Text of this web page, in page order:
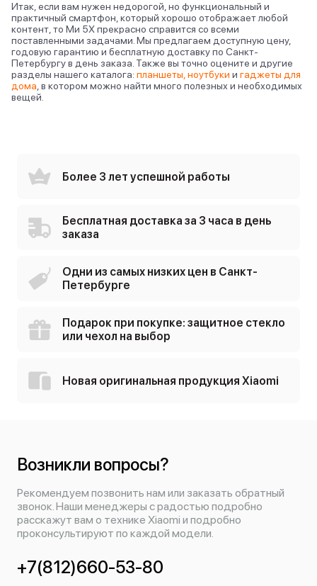
Итак, если вам нужен недорогой, но функциональный и
практичный смартфон, который хорошо отображает любой
контент, то Ми 5Х прекрасно справится со всеми
поставленными задачами. Мы предлагаем доступную цену,
годовую гарантию и бесплатную доставку по Санкт-
Петербургу в день заказа. Также вы точно оцените и другие
разделы нашего каталога: планшеты,ноутбуки и гаджеты для
дома, в котором можно найти много полезных и необходимых
вещей.
Более 3 лет успешной работы
Бесплатная доставка за 3 часа в день
заказа
Одни из самых низких цен в Санкт-
Петербурге
Подарок при покупке: защитное стекло
или чехол на выбор
Новая оригинальная продукция Xiaomi
Возникли вопросы?
Рекомендуем позвонить нам или заказать обратный
звонок. Наши менеджеры с радостью подробно
расскажут вам о технике Xiaomi и подробно
проконсультируют по каждой модели.
+7(812)660-53-80